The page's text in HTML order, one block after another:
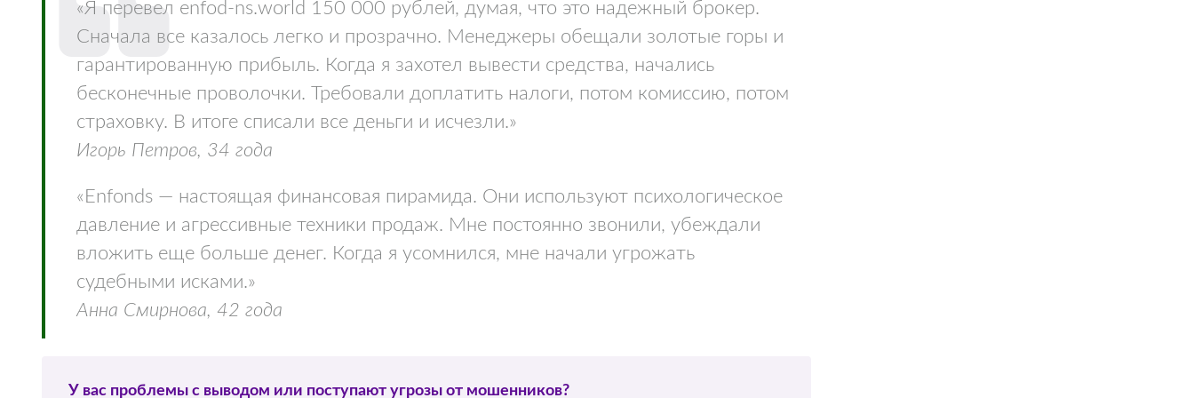
«Я перевел enfod-ns.world 150 000 рублей, думая, что это надежный брокер.
Сначала все казалось легко и прозрачно. Менеджеры обещали золотые горы и
гарантированную прибыль. Когда я захотел вывести средства, начались
бесконечные проволочки. Требовали доплатить налоги, потом комиссию, потом
страховку. В итоге списали все деньги и исчезли.»
Игорь Петров, 34 года
«Enfonds — настоящая финансовая пирамида. Они используют психологическое
давление и агрессивные техники продаж. Мне постоянно звонили, убеждали
вложить еще больше денег. Когда я усомнился, мне начали угрожать
судебными исками.»
Анна Смирнова, 42 года
У вас проблемы с выводом или поступают угрозы от мошенников?